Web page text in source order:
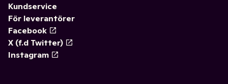
Kundservice
För leverantörer
Facebook
X (f.d Twitter)
Instagram